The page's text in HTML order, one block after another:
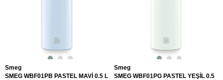
Smeg
SMEG WBF01PB PASTEL MAVİ 0.5 L
Smeg
SMEG WBF01PG PASTEL YEŞİL 0.5